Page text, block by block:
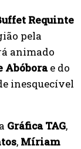
Requinte
pela
animado
Abóborae do
inesquecível
Gráfica TAG,
, Míriam